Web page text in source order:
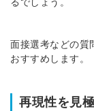
面接選考などの質
おすすめします。
再現性を見